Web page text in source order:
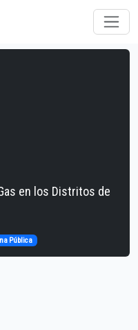
en los Distritos de
Pública